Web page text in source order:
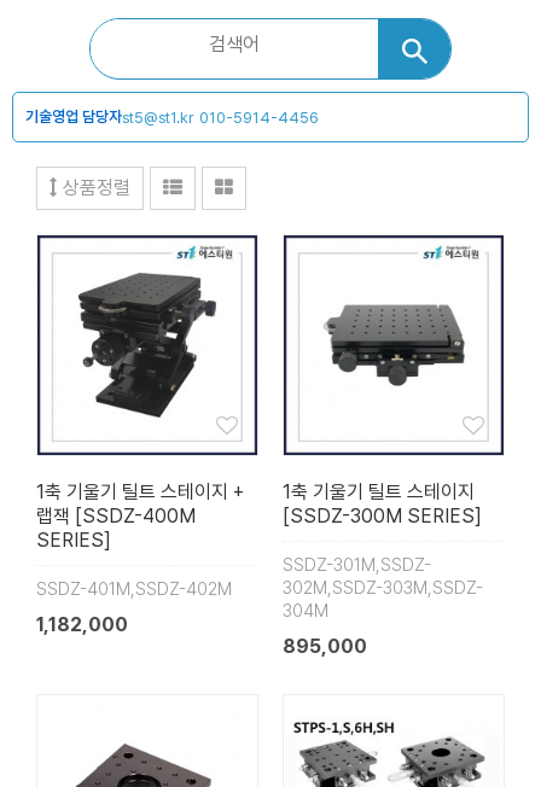
기술영업 담당자st5@st1.kr 010-5914-4456
상품정렬
1축 기울기 틸트 스테이지 +
랩잭 [SSDZ-400M
SERIES]
SSDZ-401M,SSDZ-402M
1,182,000
1축 기울기 틸트 스테이지
[SSDZ-300M SERIES]
SSDZ-301M,SSDZ-
302M,SSDZ-303M,SSDZ-
304M
895,000